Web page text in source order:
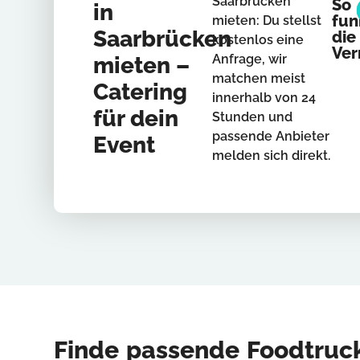
in
Saarbrücken
mieten –
Catering
für dein
Event
mieten: Du stellst
kostenlos eine
Anfrage, wir
matchen meist
innerhalb von 24
Stunden und
passende Anbieter
melden sich direkt.
So
die
Finde passende